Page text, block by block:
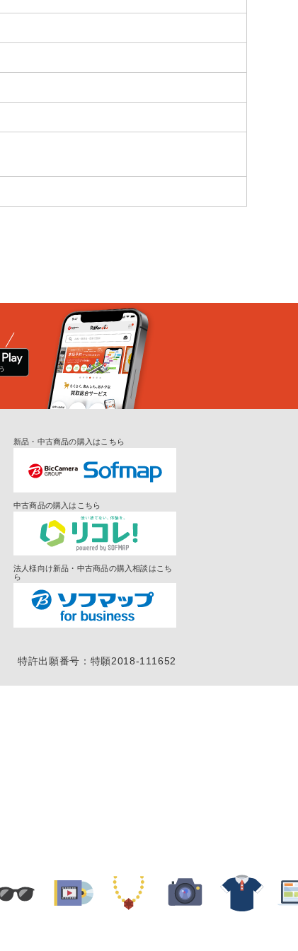
新品・中古商品の購入はこちら
中古商品の購入はこちら
法人様向け新品・中古商品の購入相談はこち
ら
特許出願番号：特願2018-111652